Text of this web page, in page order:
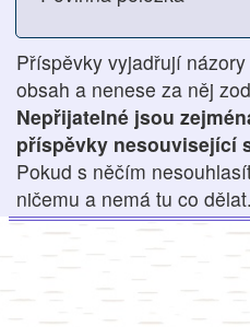
Příspěvky vyjadřují
obsah a nenese za něj
Nepřijatelné jsou
příspěvky nesouvisející
Pokud s něčím
ničemu a nemá tu co dělat.